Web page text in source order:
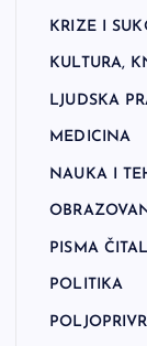
KRIZE I
KULTURA,
LJUDSKA
MEDICINA
NAUKA I
PISMA
POLITIKA